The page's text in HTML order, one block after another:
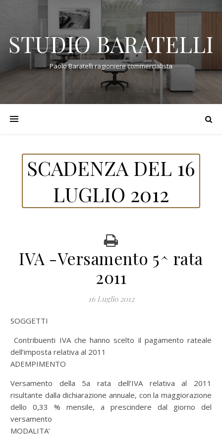
STUDIO BARATELLI
Paolo Baratelli ragioniere commercialista
SCADENZA DEL 16
LUGLIO 2012
IVA -Versamento 5^ rata
2011
16 Luglio 2012
SOGGETTI
Contribuenti IVA che hanno scelto il pagamento rateale
dell’imposta relativa al 2011
ADEMPIMENTO
Versamento della 5a rata dell’IVA relativa al 2011
risultante dalla dichiarazione annuale, con la maggiorazione
dello 0,33 % mensile, a prescindere dal giorno del
versamento
MODALITA’